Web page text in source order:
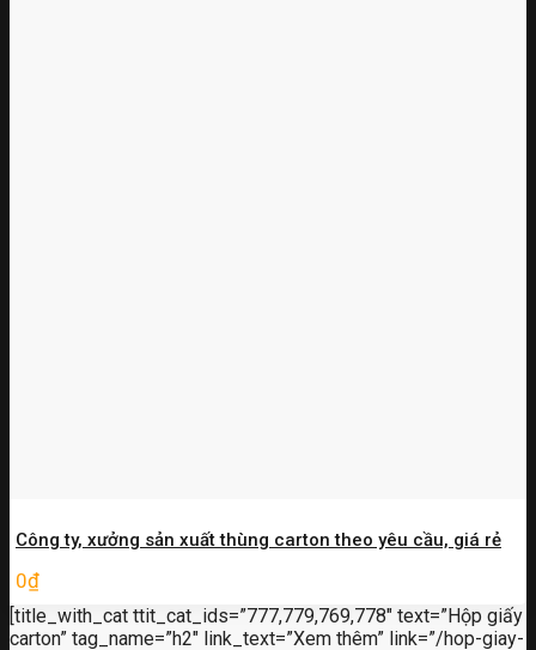
Công ty, xưởng sản xuất thùng carton theo yêu cầu, giá rẻ
0₫
[title_with_cat ttit_cat_ids=”777,779,769,778″ text=”Hộp giấy
carton” tag_name=”h2″ link_text=”Xem thêm” link=”/hop-giay-